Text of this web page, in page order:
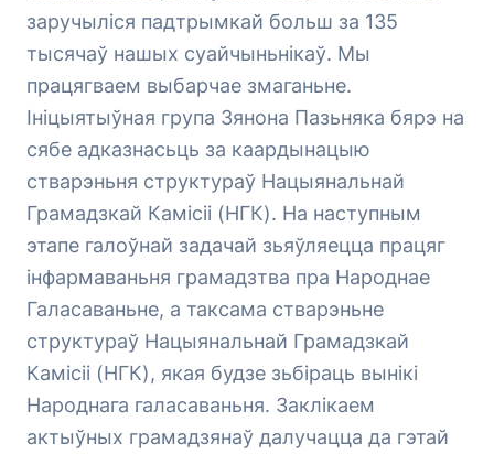
заручыліся падтрымкай больш за 135
тысячаў нашых суайчыньнікаў. Мы
працягваем выбарчае змаганьне.
Ініцыятыўная група Зянона Пазьняка бярэ на
сябе адказнасьць за каардынацыю
стварэньня структураў Нацыянальнай
Грамадзкай Камісіі (НГК). На наступным
этапе галоўнай задачай зьяўляецца працяг
інфармаваньня грамадзтва пра Народнае
Галасаваньне, а таксама стварэньне
структураў Нацыянальнай Грамадзкай
Камісіі (НГК), якая будзе зьбіраць вынікі
Народнага галасаваньня. Заклікаем
актыўных грамадзянаў далучацца да гэтай